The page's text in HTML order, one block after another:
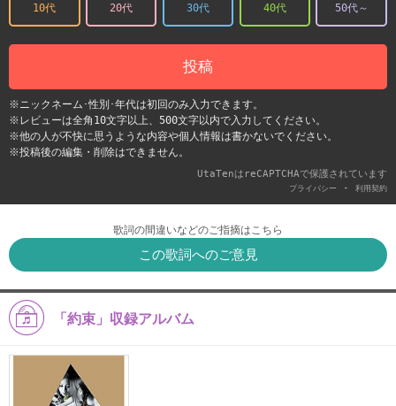
10代 20代 30代 40代 50代～
投稿
※ニックネーム･性別･年代は初回のみ入力できます。
※レビューは全角10文字以上、500文字以内で入力してください。
※他の人が不快に思うような内容や個人情報は書かないでください。
※投稿後の編集・削除はできません。
UtaTenはreCAPTCHAで保護されています
プライバシー - 利用契約
歌詞の間違いなどのご指摘はこちら
この歌詞へのご意見
「約束」収録アルバム